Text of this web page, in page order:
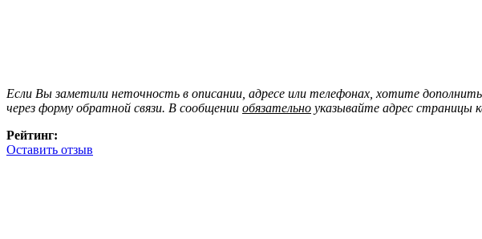
Если Вы заметили неточность в описании, адресе или телефонах, хотите
через форму обратной связи. В сообщении обязательно указывайте адрес страницы
Рейтинг:
Оставить отзыв